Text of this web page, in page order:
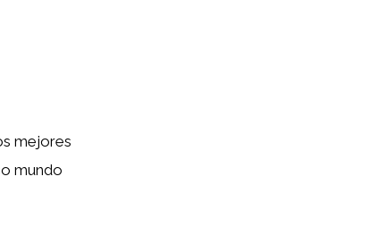
mejores
mundo